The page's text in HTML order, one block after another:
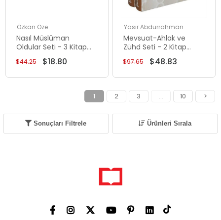
Özkan Öze
Nasıl Müslüman
Oldular Seti - 3 Kitap
$18.80
$44.25
Yasir Abdurrahman
Mevsuat-Ahlak ve
Zühd Seti - 2 Kitap
$48.83
$97.65
1 2 3 ... 10 >
Sonuçları Filtrele Ürünleri Sırala